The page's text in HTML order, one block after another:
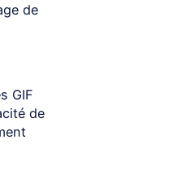
de
GIF
de